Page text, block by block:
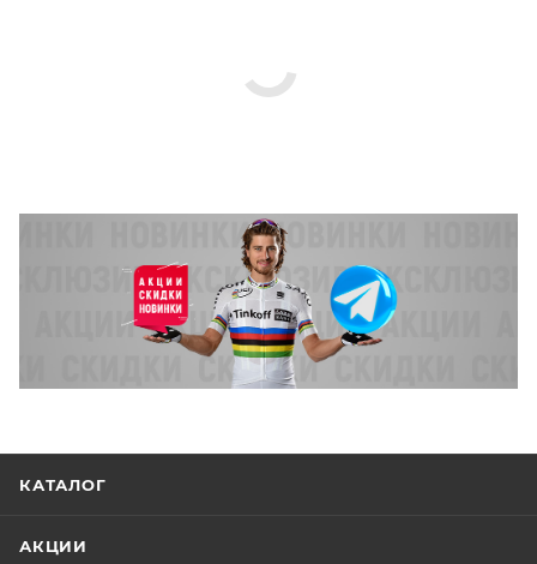
передового производственного процесса Elite,
Фляга производится из инновационного
пластика K-Resin, отлично препятствующего
размножению бактерий. Материал K-Resin
широко используется в медицине и считается
самым безопасным материалом пластиковых
контейнеров для еды.
мл и 750 мл.
Управления по контролю за качеством пищевых
КАТАЛОГ
АКЦИИ